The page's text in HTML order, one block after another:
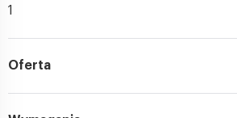
1
Oferta